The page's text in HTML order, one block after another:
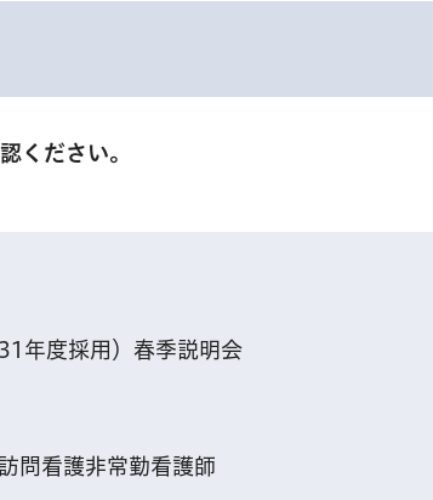
ください。
年度採用）春季説明会
問看護非常勤看護師